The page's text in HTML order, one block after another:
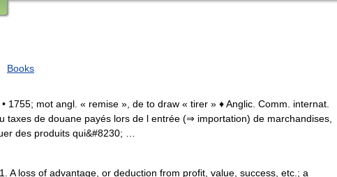
Books
1755; mot angl. « remise », de to draw « tirer » ♦ Anglic. Comm. internat.
taxes de douane payés lors de l entrée (⇒ importation) de marchandises,
des produits qui&#8230; …
A loss of advantage, or deduction from profit, value, success, etc.; a